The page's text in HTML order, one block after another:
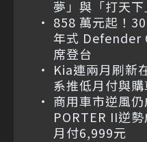
夢」與「打天
858 萬元起！
年式 Defender
席登台
Kia連兩月刷新
系推低月付與
商用車市逆風
PORTER II逆
月付6,999元